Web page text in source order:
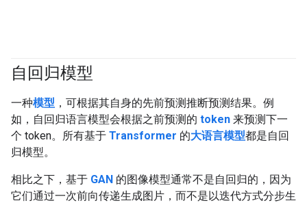
自回归模型
一种模型 ，可根据其自身的先前预测推断预测结果。例
如，自回归语言模型会根据之前预测的 token 来预测下一
个 token。所有基于 Transformer 的大语言模型都是自回
归模型。
相比之下，基于 GAN 的图像模型通常不是自回归的，因为
它们通过一次前向传递生成图片，而不是以迭代方式分步生